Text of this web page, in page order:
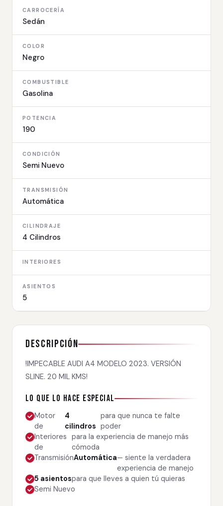
CARROCERÍA
Sedán
COLOR
Negro
COMBUSTIBLE
Gasolina
POTENCIA
190
CONDICIÓN
Semi Nuevo
TRANSMISIÓN
Automática
CILINDRAJE
4 Cilindros
INTERIORES
ASIENTOS
5
Descripción
!IMPECABLE AUDI A4 MODELO 2023. VERSIÓN
SLINE. 20 MIL KMS!
Lo que lo hace especial
Motor
de
4
cilindros
para que nunca te falte
poder
Interiores
de
para la experiencia de manejo más
cómoda
TransmisiónAutomática— siente la verdadera
experiencia de manejo
5 asientospara que lleves a quien tú quieras
Semi Nuevo